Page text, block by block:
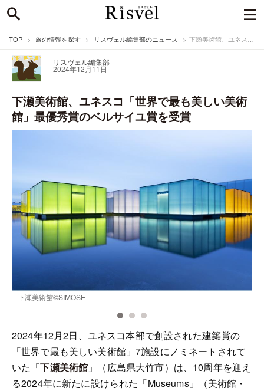
TOP 旅の情報を探す リスヴェル編集部のニュース 下瀬美術館、ユネスコ「世界で最も美しい美術館」最優秀賞のベルサイユ賞を受賞
リスヴェル編集部
2024年12月11日
下瀬美術館、ユネスコ「世界で最も美しい美術
館」最優秀賞のベルサイユ賞を受賞
下瀬美術館©SIMOSE
2024年12月2日、ユネスコ本部で創設された建築賞の
「世界で最も美しい美術館」7施設にノミネートされて
いた「下瀬美術館 」（広島県大竹市）は、10周年を迎え
る2024年に新たに設けられた「Museums」（美術館・